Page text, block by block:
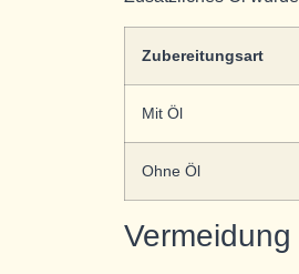
Zubereitungsart
Mit Öl
Ohne Öl